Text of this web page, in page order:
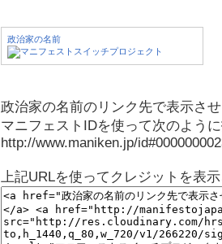
政治家の名前
政治家の名前のリンク先で表示さ
マニフェストIDを使って次のように
http://www.maniken.jp/
上記URLを使ってクレジットを表